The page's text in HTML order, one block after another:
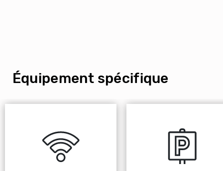
Équipement spécifique